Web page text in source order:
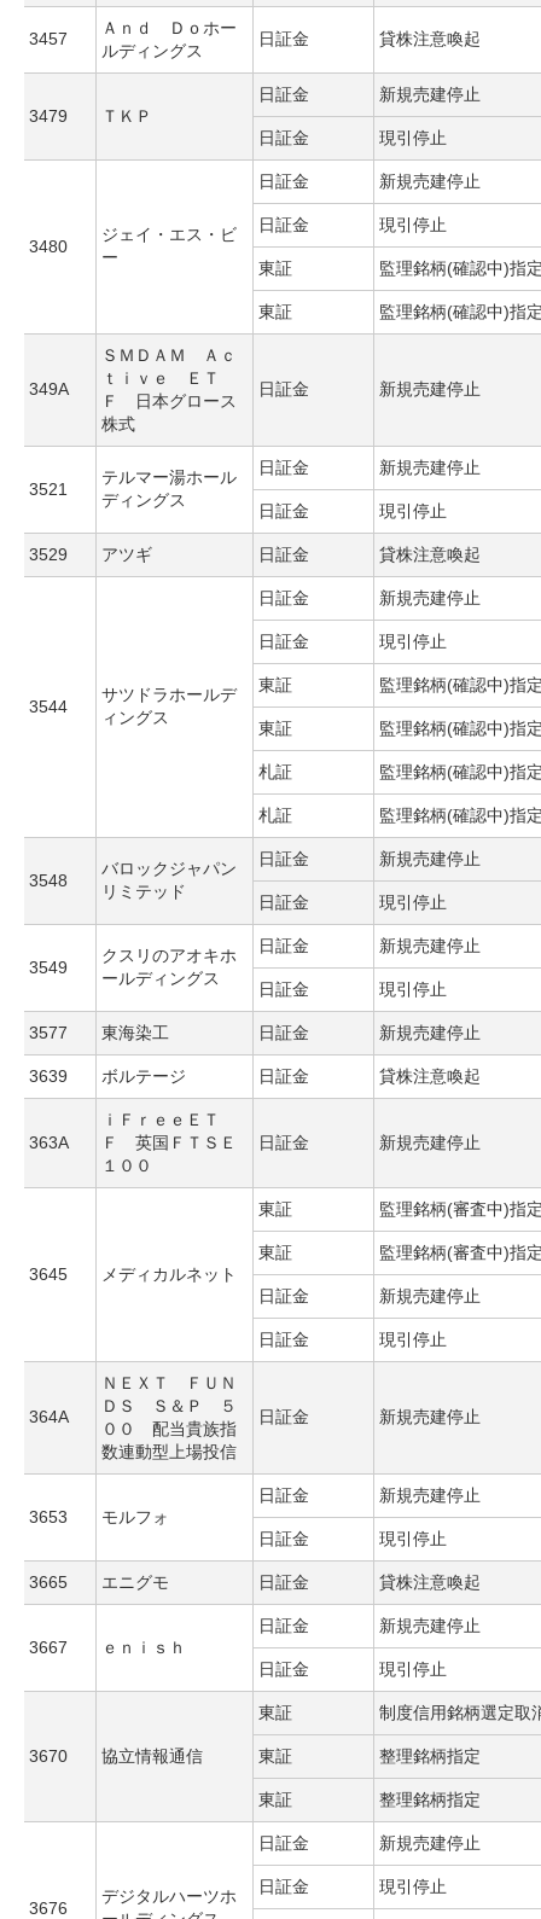
3457
Ａｎｄ Ｄｏホー
ルディングス
日証金 貸株注意喚起
3479 ＴＫＰ
日証金 新規売建停止
日証金 現引停止
3480
ジェイ・エス・ビ
ー
日証金 新規売建停止
日証金 現引停止
東証 監理銘柄(確認中)指
東証 監理銘柄(確認中)指
349A
ＳＭＤＡＭ Ａｃ
ｔｉｖｅ ＥＴ
Ｆ 日本グロース
株式
日証金 新規売建停止
3521
テルマー湯ホール
ディングス
日証金 新規売建停止
日証金 現引停止
3529 アツギ 日証金 貸株注意喚起
3544
サツドラホールデ
ィングス
日証金 新規売建停止
日証金 現引停止
東証 監理銘柄(確認中)指
東証 監理銘柄(確認中)指
札証 監理銘柄(確認中)指
札証 監理銘柄(確認中)指
3548
バロックジャパン
リミテッド
日証金 新規売建停止
日証金 現引停止
3549
クスリのアオキホ
ールディングス
日証金 新規売建停止
日証金 現引停止
3577 東海染工 日証金 新規売建停止
3639 ボルテージ 日証金 貸株注意喚起
363A
ｉＦｒｅｅＥＴ
Ｆ 英国ＦＴＳＥ
１００
日証金 新規売建停止
3645 メディカルネット
東証 監理銘柄(審査中)指
東証 監理銘柄(審査中)指
日証金 新規売建停止
日証金 現引停止
364A
ＮＥＸＴ ＦＵＮ
ＤＳ Ｓ＆Ｐ ５
００ 配当貴族指
数連動型上場投信
日証金 新規売建停止
3653 モルフォ
日証金 新規売建停止
日証金 現引停止
3665 エニグモ 日証金 貸株注意喚起
3667 ｅｎｉｓｈ
日証金 新規売建停止
日証金 現引停止
3670 協立情報通信
東証 制度信用銘柄選定取
東証 整理銘柄指定
東証 整理銘柄指定
3676
デジタルハーツホ
日証金 新規売建停止
日証金 現引停止